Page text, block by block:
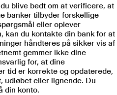
blive bedt om at verificere, at
banker tilbyder forskellige
eller oplever
kan du kontakte din bank for at
håndteres på sikker vis af
gemmer ikke dine
for, at dine
tid er korrekte og opdaterede,
udløbet eller lignende. Du
din konto.